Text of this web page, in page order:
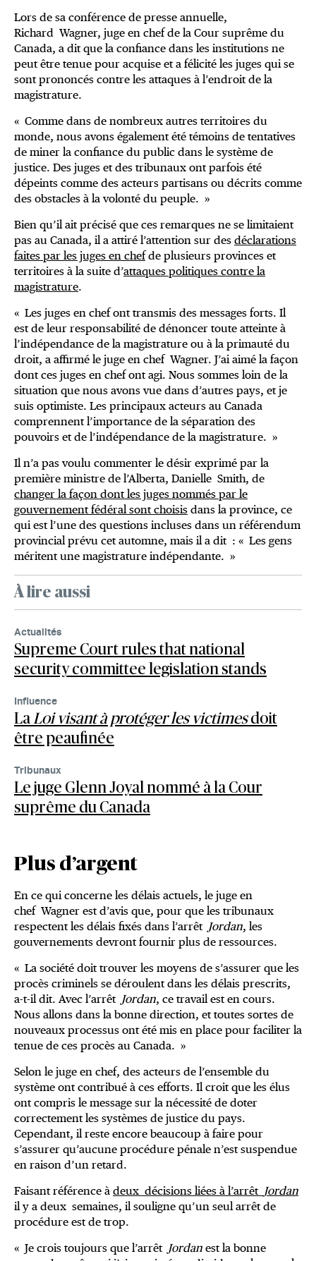
Lors de sa conférence de presse annuelle,
Richard Wagner, juge en chef de la Cour suprême du
Canada, a dit que la confiance dans les institutions ne
peut être tenue pour acquise et a félicité les juges qui se
sont prononcés contre les attaques à l’endroit de la
magistrature.
« Comme dans de nombreux autres territoires du
monde, nous avons également été témoins de tentatives
de miner la confiance du public dans le système de
justice. Des juges et des tribunaux ont parfois été
dépeints comme des acteurs partisans ou décrits comme
des obstacles à la volonté du peuple. »
Bien qu’il ait précisé que ces remarques ne se limitaient
pas au Canada, il a attiré l’attention sur des déclarations
faites par les juges en chef de plusieurs provinces et
territoires à la suite d’attaques politiques contre la
magistrature.
« Les juges en chef ont transmis des messages forts. Il
est de leur responsabilité de dénoncer toute atteinte à
l’indépendance de la magistrature ou à la primauté du
droit, a affirmé le juge en chef Wagner. J’ai aimé la façon
dont ces juges en chef ont agi. Nous sommes loin de la
situation que nous avons vue dans d’autres pays, et je
suis optimiste. Les principaux acteurs au Canada
comprennent l’importance de la séparation des
pouvoirs et de l’indépendance de la magistrature. »
Il n’a pas voulu commenter le désir exprimé par la
première ministre de l’Alberta, Danielle Smith, de
changer la façon dont les juges nommés par le
gouvernement fédéral sont choisis dans la province, ce
qui est l’une des questions incluses dans un référendum
provincial prévu cet automne, mais il a dit : « Les gens
méritent une magistrature indépendante. »
À lire aussi
Actualités
Supreme Court rules that national
security committee legislation stands
Influence
La Loi visant à protéger les victimesdoit
être peaufinée
Tribunaux
Le juge Glenn Joyal nommé à la Cour
suprême du Canada
Plus d’argent
En ce qui concerne les délais actuels, le juge en
chef Wagner est d’avis que, pour que les tribunaux
respectent les délais fixés dans l’arrêt Jordan, les
gouvernements devront fournir plus de ressources.
« La société doit trouver les moyens de s’assurer que les
procès criminels se déroulent dans les délais prescrits,
a-t-il dit. Avec l’arrêt Jordan, ce travail est en cours.
Nous allons dans la bonne direction, et toutes sortes de
nouveaux processus ont été mis en place pour faciliter la
tenue de ces procès au Canada. »
Selon le juge en chef, des acteurs de l’ensemble du
système ont contribué à ces efforts. Il croit que les élus
ont compris le message sur la nécessité de doter
correctement les systèmes de justice du pays.
Cependant, il reste encore beaucoup à faire pour
s’assurer qu’aucune procédure pénale n’est suspendue
en raison d’un retard.
Faisant référence à deux décisions liées à l’arrêt Jordan
il y a deux semaines, il souligne qu’un seul arrêt de
procédure est de trop.
« Je crois toujours que l’arrêt Jordan est la bonne